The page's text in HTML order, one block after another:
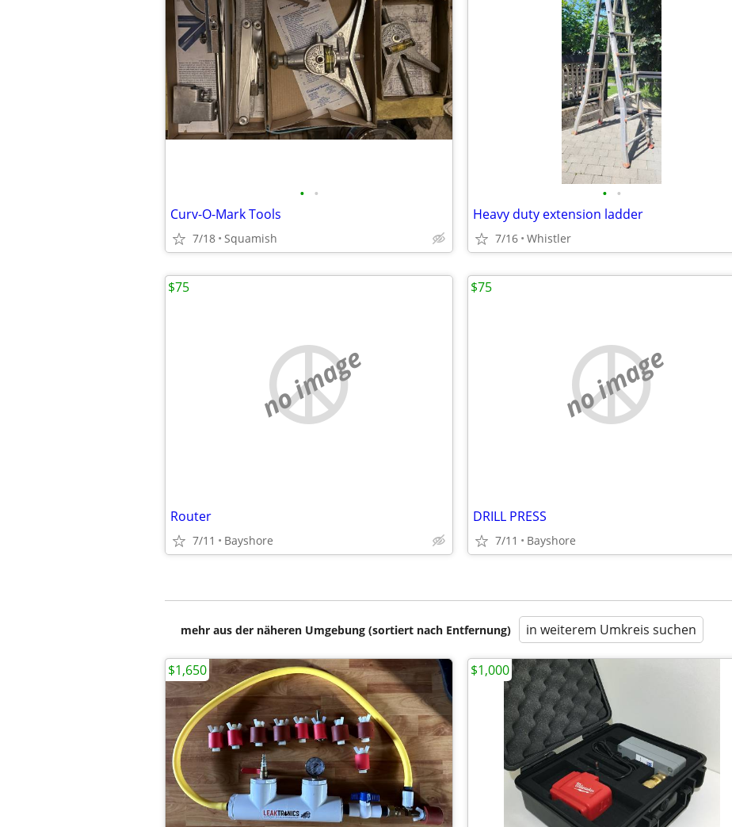
• •
Curv-O-Mark Tools
7/18 Squamish
• •
Heavy duty extension ladder
7/16 Whistler
no image
Router
7/11 Bayshore
$75
no image
DRILL PRESS
7/11 Bayshore
$75
mehr aus der näheren Umgebung (sortiert nach Entfernung) in weiterem Umkreis suchen
$1,650 $1,000